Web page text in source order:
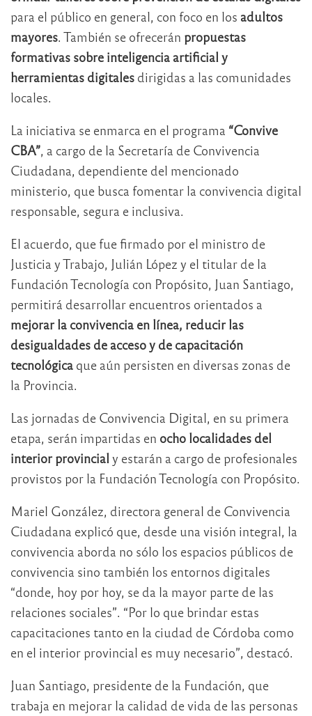
para el público en general, con foco en los adultos
mayores. También se ofrecerán propuestas
formativas sobre inteligencia artificial y
herramientas digitales dirigidas a las comunidades
locales.
La iniciativa se enmarca en el programa “Convive
CBA”, a cargo de la Secretaría de Convivencia
Ciudadana, dependiente del mencionado
ministerio, que busca fomentar la convivencia digital
responsable, segura e inclusiva.
El acuerdo, que fue firmado por el ministro de
Justicia y Trabajo, Julián López y el titular de la
Fundación Tecnología con Propósito, Juan Santiago,
permitirá desarrollar encuentros orientados a
mejorar la convivencia en línea, reducir las
desigualdades de acceso y de capacitación
tecnológica que aún persisten en diversas zonas de
la Provincia.
Las jornadas de Convivencia Digital, en su primera
etapa, serán impartidas en ocho localidades del
interior provincial y estarán a cargo de profesionales
provistos por la Fundación Tecnología con Propósito.
Mariel González, directora general de Convivencia
Ciudadana explicó que, desde una visión integral, la
convivencia aborda no sólo los espacios públicos de
convivencia sino también los entornos digitales
“donde, hoy por hoy, se da la mayor parte de las
relaciones sociales”. “Por lo que brindar estas
capacitaciones tanto en la ciudad de Córdoba como
en el interior provincial es muy necesario”, destacó.
Juan Santiago, presidente de la Fundación, que
trabaja en mejorar la calidad de vida de las personas